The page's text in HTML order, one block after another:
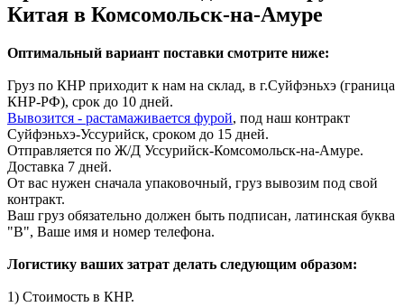
Китая в Комсомольск-на-Амуре
Оптимальный вариант поставки смотрите ниже:
Груз по КНР приходит к нам на склад, в г.Суйфэньхэ (граница
КНР-РФ), срок до 10 дней.
Вывозится - растамаживается фурой, под наш контракт
Суйфэньхэ-Уссурийск, сроком до 15 дней.
Отправляется по Ж/Д Уссурийск-Комсомольск-на-Амуре.
Доставка 7 дней.
От вас нужен сначала упаковочный, груз вывозим под свой
контракт.
Ваш груз обязательно должен быть подписан, латинская буква
"В", Ваше имя и номер телефона.
Логистику ваших затрат делать следующим образом:
1) Стоимость в КНР.